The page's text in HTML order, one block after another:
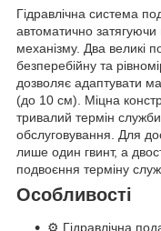
Гідравлічна система
автоматично
механізму. Два великі
безперебійну та
дозволяє адаптувати
(до 10 см). Міцна
тривалий термін служби
обслуговування. Для
лише один гвинт, а
подвоєння терміну
Особливості
⚙️ Гідравлічна